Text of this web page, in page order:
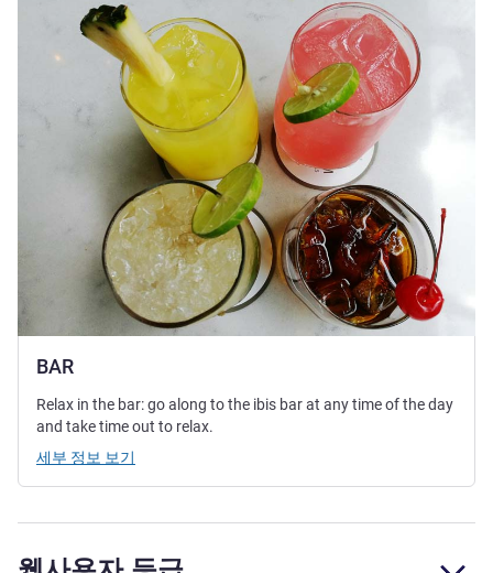
BAR
Relax in the bar: go along to the ibis bar at any time of the day
and take time out to relax.
세부 정보 보기